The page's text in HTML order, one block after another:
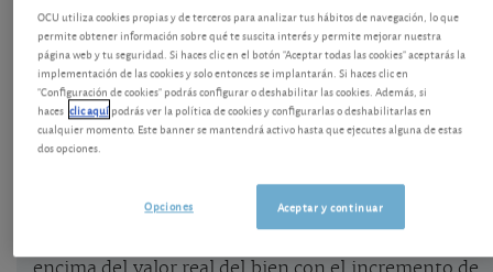
capital a asegurar para elcontinentecon los datos
que ella obtenga del catastro o con los que usted le
haya facilitado como son: superficie, año de
construcción, elementos accesorios, estado de
conservación, etc. Es aconsejable contratar el
capital que nos recomiende la compañía. Si no lo
hace podemos incurrir en infraseguro, si
contratamos por debajo del valor del bien
OCU utiliza cookies propias y de terceros para analizar tus hábitos de navegación, lo que
permite obtener información sobre qué te suscita interés y permite mejorar nuestra
página web y tu seguridad. Si haces clic en el botón "Aceptar todas las cookies" aceptarás la
implementación de las cookies y solo entonces se implantarán. Si haces clic en
"Configuración de cookies" podrás configurar o deshabilitar las cookies. Además, si
haces clic aquípodrás ver la política de cookies y configurarlas o deshabilitarlas en
cualquier momento. Este banner se mantendrá activo hasta que ejecutes alguna de estas
dos opciones.
Aceptar y continuar
Opciones